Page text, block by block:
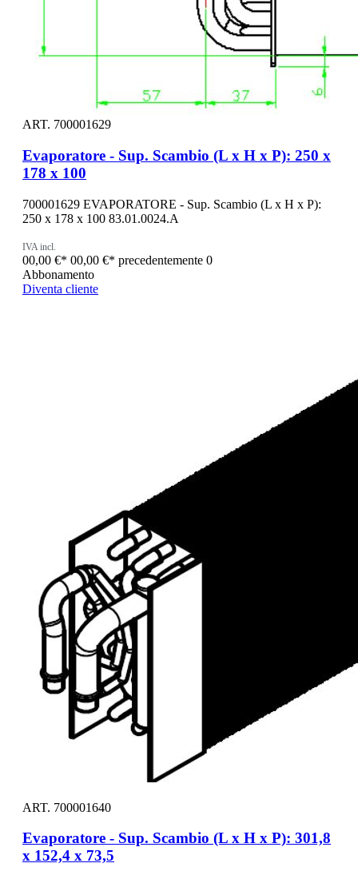
ART. 700001629
Evaporatore - Sup. Scambio (L x H x P): 250 x
178 x 100
700001629 EVAPORATORE - Sup. Scambio (L x H x P):
250 x 178 x 100 83.01.0024.A
IVA incl.
00,00 €* 00,00 €* precedentemente 0
Abbonamento
Diventa cliente
ART. 700001640
Evaporatore - Sup. Scambio (L x H x P): 301,8
x 152,4 x 73,5